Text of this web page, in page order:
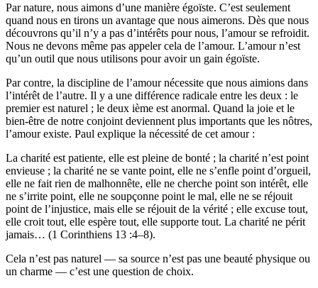
Par nature, nous aimons d’une manière égoïste. C’est seulement
quand nous en tirons un avantage que nous aimerons. Dès que nous
découvrons qu’il n’y a pas d’intérêts pour nous, l’amour se refroidit.
Nous ne devons même pas appeler cela de l’amour. L’amour n’est
qu’un outil que nous utilisons pour avoir un gain égoïste.
Par contre, la discipline de l’amour nécessite que nous aimions dans
l’intérêt de l’autre. Il y a une différence radicale entre les deux : le
premier est naturel ; le deux ième est anormal. Quand la joie et le
bien-être de notre conjoint deviennent plus importants que les nôtres,
l’amour existe. Paul explique la nécessité de cet amour :
La charité est patiente, elle est pleine de bonté ; la charité n’est point
envieuse ; la charité ne se vante point, elle ne s’enfle point d’orgueil,
elle ne fait rien de malhonnête, elle ne cherche point son intérêt, elle
ne s’irrite point, elle ne soupçonne point le mal, elle ne se réjouit
point de l’injustice, mais elle se réjouit de la vérité ; elle excuse tout,
elle croit tout, elle espère tout, elle supporte tout. La charité ne périt
jamais… (1 Corinthiens 13 :4–8).
Cela n’est pas naturel — sa source n’est pas une beauté physique ou
un charme — c’est une question de choix.